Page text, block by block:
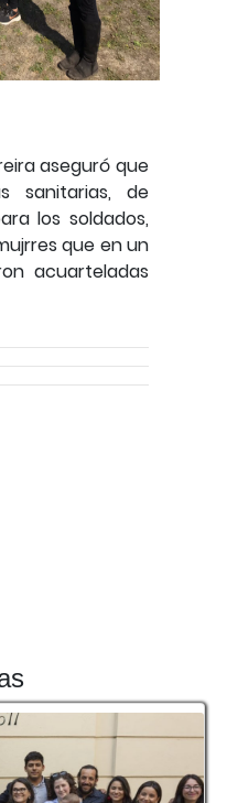
aseguró que
sanitarias, de
los soldados,
que en un
acuarteladas